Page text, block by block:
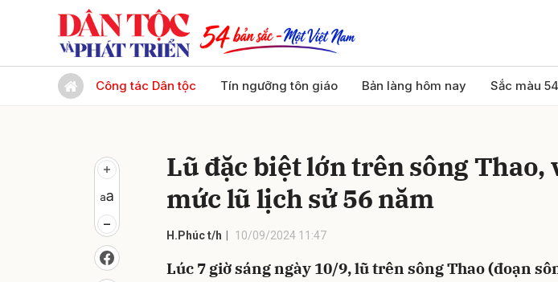
Công tác Dân tộc Tín ngưỡng tôn giáo Bản làng hôm nay Sắc màu 54
Lũ đặc biệt lớn trên sông Thao,
mức lũ lịch sử 56 năm
H.Phúc t/h 10/09/2024 11:47
Lúc 7 giờ sáng ngày 10/9, lũ trên sông Thao (đoạn
Gửi bình luận